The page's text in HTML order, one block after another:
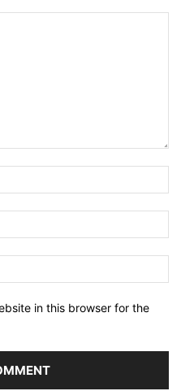
in this browser for the